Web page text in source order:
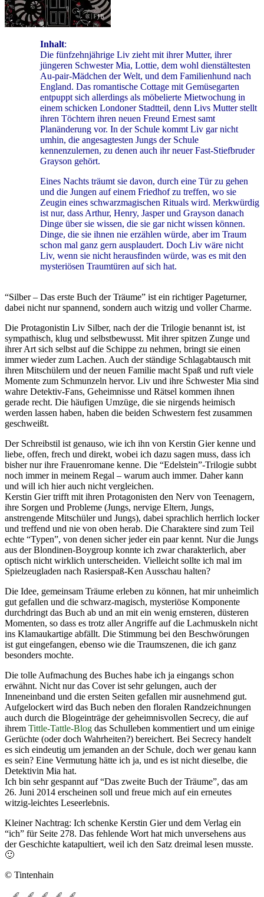
Inhalt:
Die fünfzehnjährige Liv zieht mit ihrer Mutter, ihrer
jüngeren Schwester Mia, Lottie, dem wohl dienstältesten
Au-pair-Mädchen der Welt, und dem Familienhund nach
England. Das romantische Cottage mit Gemüsegarten
entpuppt sich allerdings als möbelierte Mietwochung in
einem schicken Londoner Stadtteil, denn Livs Mutter stellt
ihren Töchtern ihren neuen Freund Ernest samt
Planänderung vor. In der Schule kommt Liv gar nicht
umhin, die angesagtesten Jungs der Schule
kennenzulernen, zu denen auch ihr neuer Fast-Stiefbruder
Grayson gehört.
Eines Nachts träumt sie davon, durch eine Tür zu gehen
und die Jungen auf einem Friedhof zu treffen, wo sie
Zeugin eines schwarzmagischen Rituals wird. Merkwürdig
ist nur, dass Arthur, Henry, Jasper und Grayson danach
Dinge über sie wissen, die sie gar nicht wissen können.
Dinge, die sie ihnen nie erzählen würde, aber im Traum
schon mal ganz gern ausplaudert. Doch Liv wäre nicht
Liv, wenn sie nicht herausfinden würde, was es mit den
mysteriösen Traumtüren auf sich hat.
“Silber – Das erste Buch der Träume” ist ein richtiger Pageturner,
dabei nicht nur spannend, sondern auch witzig und voller Charme.
Die Protagonistin Liv Silber, nach der die Trilogie benannt ist, ist
sympathisch, klug und selbstbewusst. Mit ihrer spitzen Zunge und
ihrer Art sich selbst auf die Schippe zu nehmen, bringt sie einen
immer wieder zum Lachen. Auch der ständige Schlagabtausch mit
ihren Mitschülern und der neuen Familie macht Spaß und ruft viele
Momente zum Schmunzeln hervor. Liv und ihre Schwester Mia sind
wahre Detektiv-Fans, Geheimnisse und Rätsel kommen ihnen
gerade recht. Die häufigen Umzüge, die sie nirgends heimisch
werden lassen haben, haben die beiden Schwestern fest zusammen
geschweißt.
Der Schreibstil ist genauso, wie ich ihn von Kerstin Gier kenne und
liebe, offen, frech und direkt, wobei ich dazu sagen muss, dass ich
bisher nur ihre Frauenromane kenne. Die “Edelstein”-Trilogie subbt
noch immer in meinem Regal – warum auch immer. Daher kann
und will ich hier auch nicht vergleichen.
Kerstin Gier trifft mit ihren Protagonisten den Nerv von Teenagern,
ihre Sorgen und Probleme (Jungs, nervige Eltern, Jungs,
anstrengende Mitschüler und Jungs), dabei sprachlich herrlich locker
und treffend und nie von oben herab. Die Charaktere sind zum Teil
echte “Typen”, von denen sicher jeder ein paar kennt. Nur die Jungs
aus der Blondinen-Boygroup konnte ich zwar charakterlich, aber
optisch nicht wirklich unterscheiden. Vielleicht sollte ich mal im
Spielzeugladen nach Rasierspaß-Ken Ausschau halten?
Die Idee, gemeinsam Träume erleben zu können, hat mir unheimlich
gut gefallen und die schwarz-magisch, mysteriöse Komponente
durchdringt das Buch ab und an mit ein wenig ernsteren, düsteren
Momenten, so dass es trotz aller Angriffe auf die Lachmuskeln nicht
ins Klamaukartige abfällt. Die Stimmung bei den Beschwörungen
ist gut eingefangen, ebenso wie die Traumszenen, die ich ganz
besonders mochte.
Die tolle Aufmachung des Buches habe ich ja eingangs schon
erwähnt. Nicht nur das Cover ist sehr gelungen, auch der
Inneneinband und die ersten Seiten gefallen mir ausnehmend gut.
Aufgelockert wird das Buch neben den floralen Randzeichnungen
auch durch die Blogeinträge der geheimnisvollen Secrecy, die auf
ihrem Tittle-Tattle-Blog das Schulleben kommentiert und um einige
Gerüchte (oder doch Wahrheiten?) bereichert. Bei Secrecy handelt
es sich eindeutig um jemanden an der Schule, doch wer genau kann
es sein? Eine Vermutung hätte ich ja, und es ist nicht dieselbe, die
Detektivin Mia hat.
Ich bin sehr gespannt auf “Das zweite Buch der Träume”, das am
26. Juni 2014 erscheinen soll und freue mich auf ein erneutes
witzig-leichtes Leseerlebnis.
Kleiner Nachtrag: Ich schenke Kerstin Gier und dem Verlag ein
“ich” für Seite 278. Das fehlende Wort hat mich unversehens aus
der Geschichte katapultiert, weil ich den Satz dreimal lesen musste.
🙂
© Tintenhain